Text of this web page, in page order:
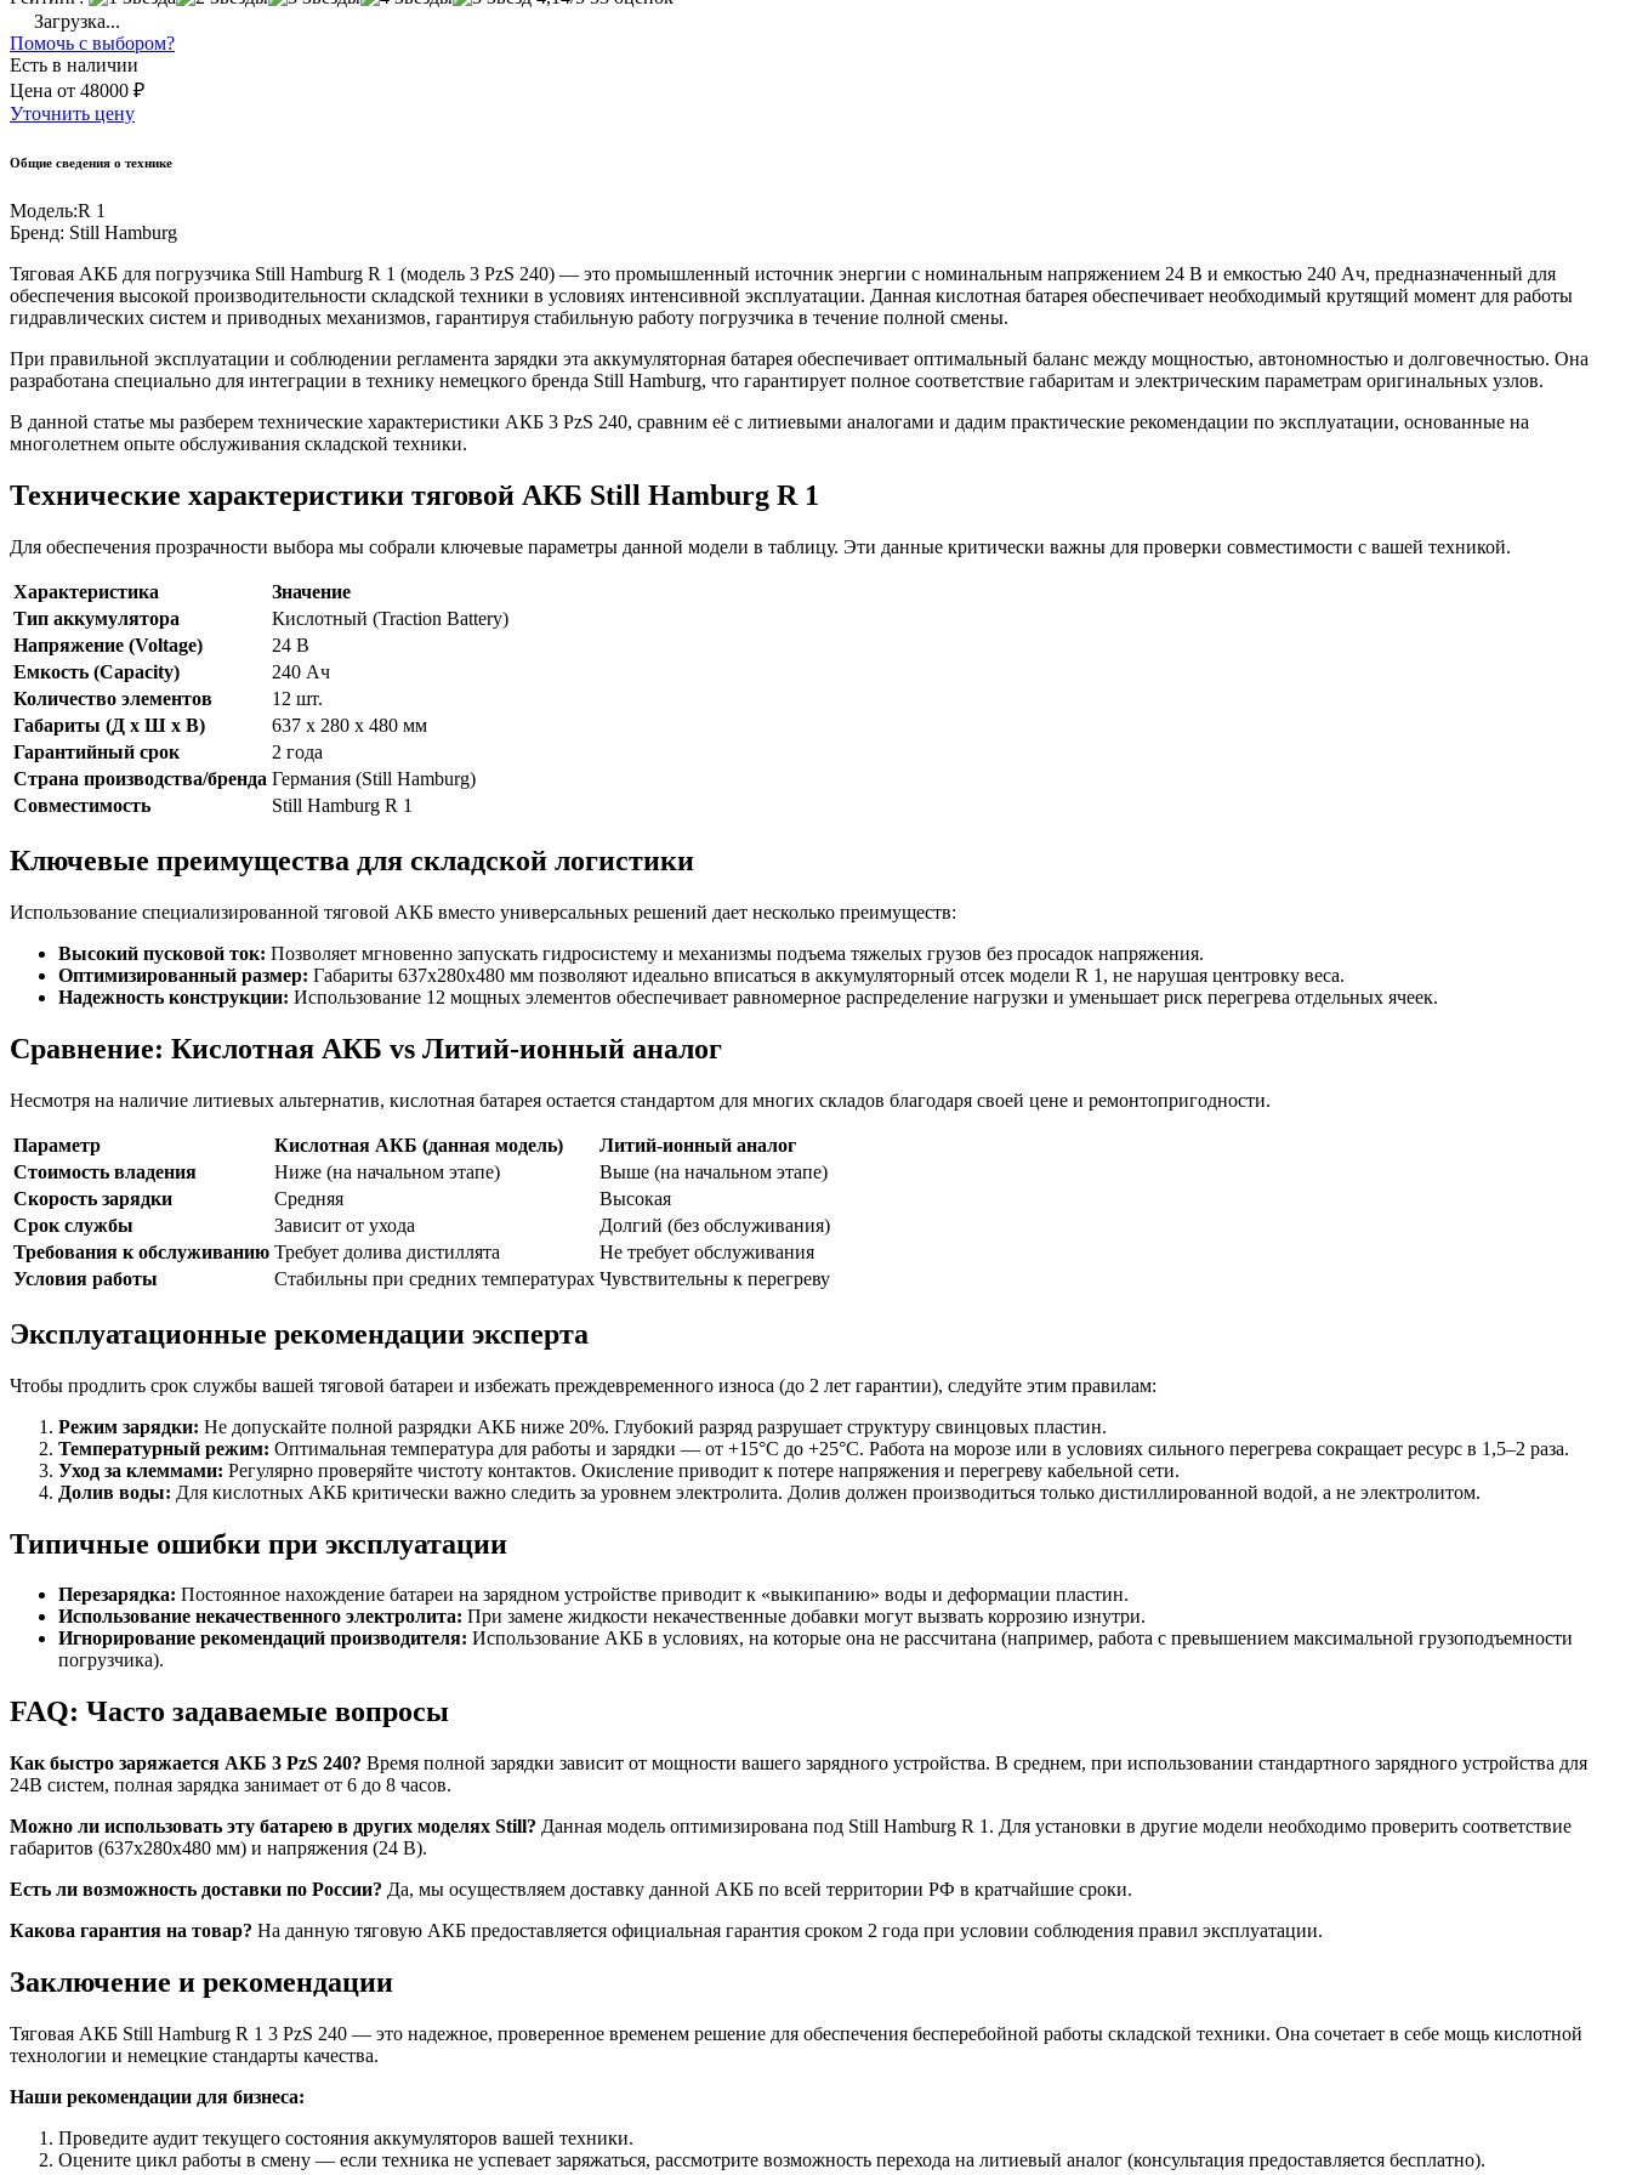
Загрузка...
Помочь с выбором?
Есть в наличии
Цена от 48000 ₽
Уточнить цену
Общие сведения о технике
Модель:R 1
Бренд: Still Hamburg
Тяговая АКБ для погрузчика Still Hamburg R 1 (модель 3 PzS 240) — это промышленный источник энергии с номинальным напряжением 24 В и емкостью 240 Ач, предназначенный для
обеспечения высокой производительности складской техники в условиях интенсивной эксплуатации. Данная кислотная батарея обеспечивает необходимый крутящий момент для работы
гидравлических систем и приводных механизмов, гарантируя стабильную работу погрузчика в течение полной смены.
При правильной эксплуатации и соблюдении регламента зарядки эта аккумуляторная батарея обеспечивает оптимальный баланс между мощностью, автономностью и долговечностью. Она
разработана специально для интеграции в технику немецкого бренда Still Hamburg, что гарантирует полное соответствие габаритам и электрическим параметрам оригинальных узлов.
В данной статье мы разберем технические характеристики АКБ 3 PzS 240, сравним её с литиевыми аналогами и дадим практические рекомендации по эксплуатации, основанные на
многолетнем опыте обслуживания складской техники.
Технические характеристики тяговой АКБ Still Hamburg R 1
Для обеспечения прозрачности выбора мы собрали ключевые параметры данной модели в таблицу. Эти данные критически важны для проверки совместимости с вашей техникой.
Характеристика
Значение
Тип аккумулятора
Кислотный (Traction Battery)
Напряжение (Voltage)
24 В
Емкость (Capacity)
240 Ач
Количество элементов
12 шт.
Габариты (Д х Ш х В)
637 x 280 x 480 мм
Гарантийный срок
2 года
Страна производства/бренда Германия (Still Hamburg)
Совместимость
Still Hamburg R 1
Ключевые преимущества для складской логистики
Использование специализированной тяговой АКБ вместо универсальных решений дает несколько преимуществ:
Высокий пусковой ток: Позволяет мгновенно запускать гидросистему и механизмы подъема тяжелых грузов без просадок напряжения.
Оптимизированный размер: Габариты 637x280x480 мм позволяют идеально вписаться в аккумуляторный отсек модели R 1, не нарушая центровку веса.
Надежность конструкции: Использование 12 мощных элементов обеспечивает равномерное распределение нагрузки и уменьшает риск перегрева отдельных ячеек.
Сравнение: Кислотная АКБ vs Литий-ионный аналог
Несмотря на наличие литиевых альтернатив, кислотная батарея остается стандартом для многих складов благодаря своей цене и ремонтопригодности.
Параметр Кислотная АКБ (данная модель)
Литий-ионный аналог
Стоимость владения
Ниже (на начальном этапе)
Выше (на начальном этапе)
Скорость зарядки
Средняя
Высокая
Срок службы
Зависит от ухода
Долгий (без обслуживания)
Требования к обслуживанию Требует долива дистиллята
Не требует обслуживания
Условия работы
Стабильны при средних температурах Чувствительны к перегреву
Эксплуатационные рекомендации эксперта
Чтобы продлить срок службы вашей тяговой батареи и избежать преждевременного износа (до 2 лет гарантии), следуйте этим правилам:
Режим зарядки: Не допускайте полной разрядки АКБ ниже 20%. Глубокий разряд разрушает структуру свинцовых пластин.
Температурный режим: Оптимальная температура для работы и зарядки — от +15°C до +25°C. Работа на морозе или в условиях сильного перегрева сокращает ресурс в 1,5–2 раза.
Уход за клеммами: Регулярно проверяйте чистоту контактов. Окисление приводит к потере напряжения и перегреву кабельной сети.
Долив воды: Для кислотных АКБ критически важно следить за уровнем электролита. Долив должен производиться только дистиллированной водой, а не электролитом.
Типичные ошибки при эксплуатации
Перезарядка: Постоянное нахождение батареи на зарядном устройстве приводит к «выкипанию» воды и деформации пластин.
Использование некачественного электролита: При замене жидкости некачественные добавки могут вызвать коррозию изнутри.
Игнорирование рекомендаций производителя: Использование АКБ в условиях, на которые она не рассчитана (например, работа с превышением максимальной грузоподъемности
погрузчика).
FAQ: Часто задаваемые вопросы
Как быстро заряжается АКБ 3 PzS 240? Время полной зарядки зависит от мощности вашего зарядного устройства. В среднем, при использовании стандартного зарядного устройства для
24В систем, полная зарядка занимает от 6 до 8 часов.
Можно ли использовать эту батарею в других моделях Still? Данная модель оптимизирована под Still Hamburg R 1. Для установки в другие модели необходимо проверить соответствие
габаритов (637x280x480 мм) и напряжения (24 В).
Есть ли возможность доставки по России? Да, мы осуществляем доставку данной АКБ по всей территории РФ в кратчайшие сроки.
Какова гарантия на товар? На данную тяговую АКБ предоставляется официальная гарантия сроком 2 года при условии соблюдения правил эксплуатации.
Заключение и рекомендации
Тяговая АКБ Still Hamburg R 1 3 PzS 240 — это надежное, проверенное временем решение для обеспечения бесперебойной работы складской техники. Она сочетает в себе мощь кислотной
технологии и немецкие стандарты качества.
Наши рекомендации для бизнеса:
Проведите аудит текущего состояния аккумуляторов вашей техники.
Оцените цикл работы в смену — если техника не успевает заряжаться, рассмотрите возможность перехода на литиевый аналог (консультация предоставляется бесплатно).